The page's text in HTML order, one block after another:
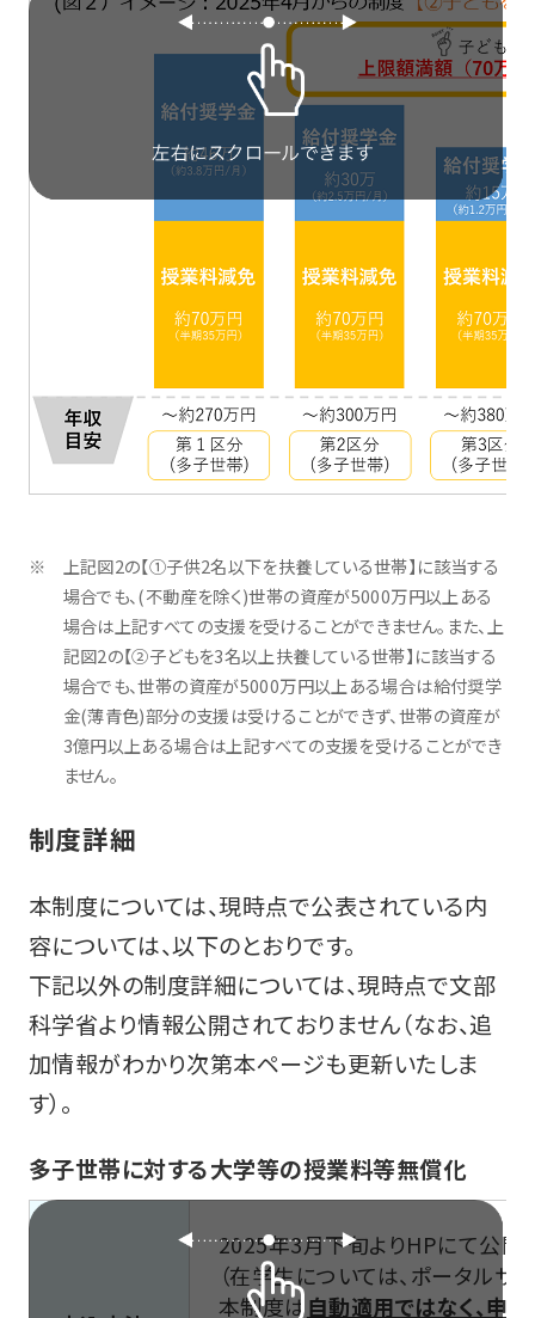
上記図2の【①子供2名以下を扶養している世帯】に該当する
場合でも、(不動産を除く)世帯の資産が5000万円以上ある
場合は上記すべての支援を受けることができません。また、上
記図2の【②子どもを3名以上扶養している世帯】に該当する
場合でも、世帯の資産が5000万円以上ある場合は給付奨学
金(薄青色)部分の支援は受けることができず、世帯の資産が
3億円以上ある場合は上記すべての支援を受けることができ
ません。
制度詳細
本制度については、現時点で公表されている内
容については、以下のとおりです。
下記以外の制度詳細については、現時点で文部
科学省より情報公開されておりません（なお、追
加情報がわかり次第本ページも更新いたしま
す）。
多子世帯に対する大学等の授業料等無償化
2025年3月下旬よりHPにて公
（在学生については、ポータルサ
本制度は自動適用ではなく、申